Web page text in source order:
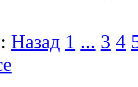
Назад 1 ... 3 4